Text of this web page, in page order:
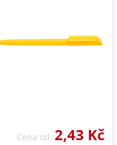
Cena od 2,43 Kč